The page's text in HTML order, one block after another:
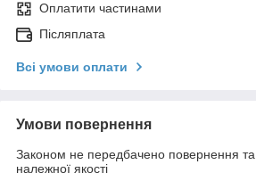
Оплатити частинами
Післяплата
Всі умови оплати
Умови повернення
Законом не передбачено повернення та
належної якості